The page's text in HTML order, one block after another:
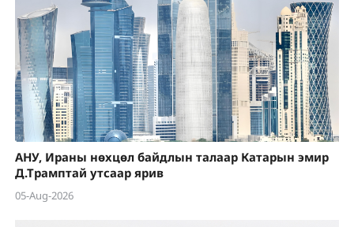
АНУ, Ираны нөхцөл байдлын талаар Катарын эмир
Д.Трамптай утсаар ярив
05-Aug-2026